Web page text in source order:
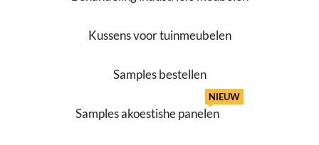
Kussens voor tuinmeubelen
Samples bestellen
Samples akoestishe panelen
NIEUW